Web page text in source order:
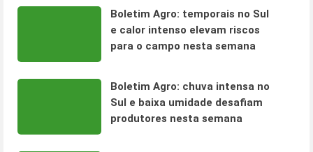
Boletim Agro: temporais no Sul
e calor intenso elevam riscos
para o campo nesta semana
Boletim Agro: chuva intensa no
Sul e baixa umidade desafiam
produtores nesta semana